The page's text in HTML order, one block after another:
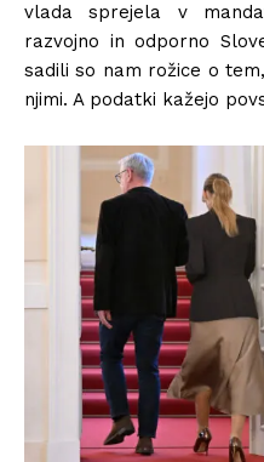
vlada sprejela v
razvojno in odporno
sadili so nam rožice o
njimi. A podatki kažejo